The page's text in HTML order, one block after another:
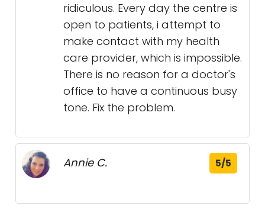
ridiculous. Every day the centre is
open to patients, i attempt to
make contact with my health
care provider, which is impossible.
There is no reason for a doctor's
office to have a continuous busy
tone. Fix the problem.
Annie C. 5/5